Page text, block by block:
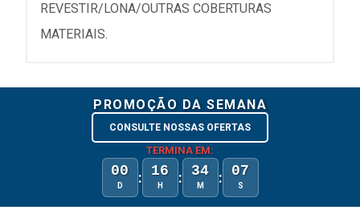
REVESTIR/LONA/OUTRAS COBERTURAS
MATERIAIS.
PROMOÇÃO DA SEMANA
CONSULTE NOSSAS OFERTAS
TERMINA EM:
00
D : 16
H : 34
M : 07
S